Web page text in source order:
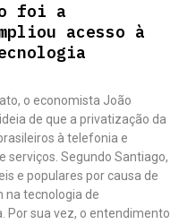
foi a
acesso à
o economista João
de que a privatização da
à telefonia e
serviços. Segundo Santiago,
e populares por causa de
na tecnologia de
Por sua vez, o entendimento